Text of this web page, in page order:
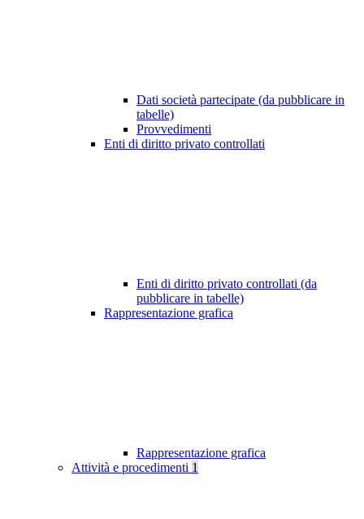
Dati società partecipate (da pubblicare in
tabelle)
Provvedimenti
Enti di diritto privato controllati
Enti di diritto privato controllati (da
pubblicare in tabelle)
Rappresentazione grafica
Rappresentazione grafica
Attività e procedimenti 1